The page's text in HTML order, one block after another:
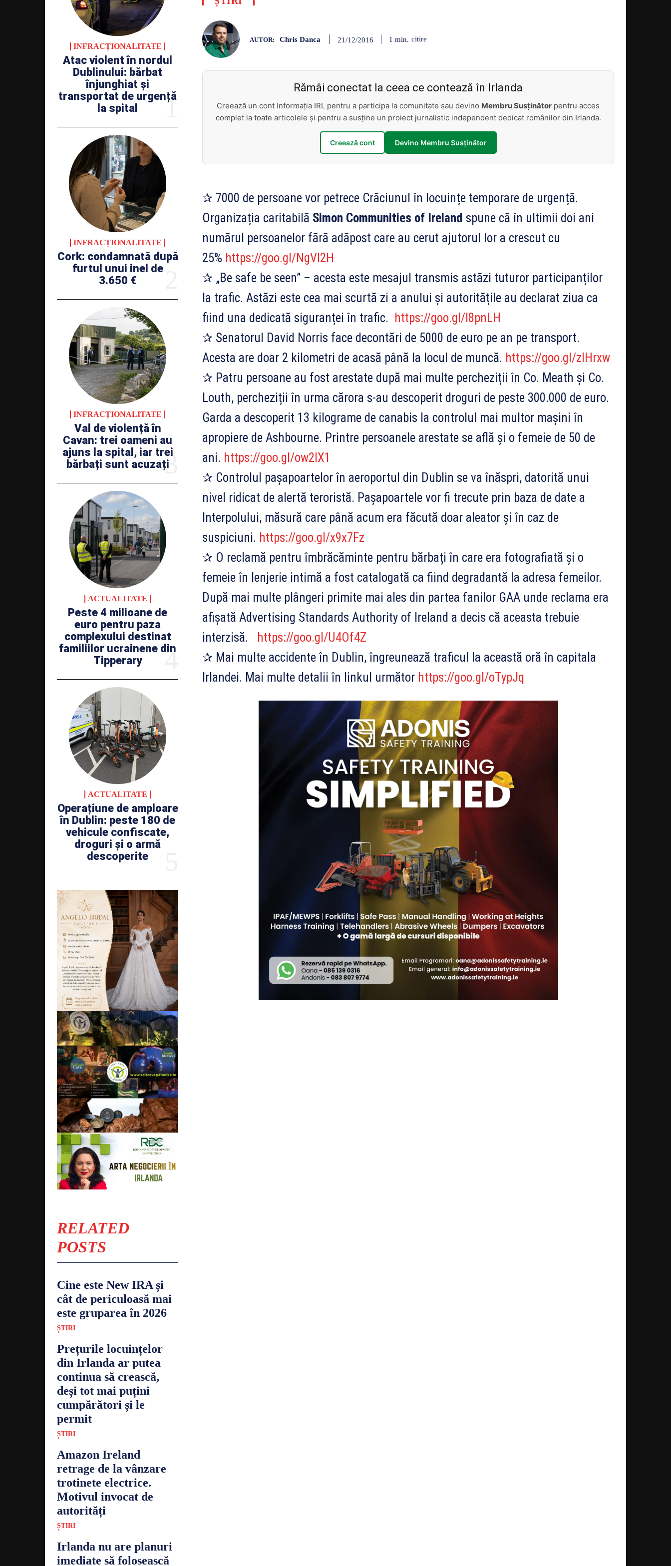
INFRACȚIONALITATE
Atac violent în nordul
Dublinului: bărbat
înjunghiat și
transportat de urgență
la spital
INFRACȚIONALITATE
Cork: condamnată după
furtul unui inel de
3.650 €
INFRACȚIONALITATE
Val de violență în
Cavan: trei oameni au
ajuns la spital, iar trei
bărbați sunt acuzați
ACTUALITATE
Peste 4 milioane de
euro pentru paza
complexului destinat
familiilor ucrainene din
Tipperary
ACTUALITATE
Operațiune de amploare
în Dublin: peste 180 de
vehicule confiscate,
droguri și o armă
descoperite
RELATED
POSTS
Cine este New IRA și
cât de periculoasă mai
este gruparea în 2026
ȘTIRI
Prețurile locuințelor
din Irlanda ar putea
continua să crească,
deși tot mai puțini
cumpărători și le
permit
ȘTIRI
Amazon Ireland
retrage de la vânzare
trotinete electrice.
Motivul invocat de
autorități
ȘTIRI
Irlanda nu are planuri
imediate să folosească
AUTOR: Chris Danca 21/12/2016 1 min. citire
Rămâi conectat la ceea ce contează în Irlanda
Creează un cont Informația IRL pentru a participa la comunitate sau devino Membru Susținător pentru acces
complet la toate articolele și pentru a susține un proiect jurnalistic independent dedicat românilor din Irlanda.
Creează cont Devino Membru Susținător
✰ 7000 de persoane vor petrece Crăciunul în locuințe temporare de urgență.
Organizația caritabilă Simon Communities of Ireland spune că în ultimii doi ani
numărul persoanelor fără adăpost care au cerut ajutorul lor a crescut cu
25% https://goo.gl/NgVI2H
✰ „Be safe be seen” – acesta este mesajul transmis astăzi tuturor participanților
la trafic. Astăzi este cea mai scurtă zi a anului și autoritățile au declarat ziua ca
fiind una dedicată siguranței în trafic. https://goo.gl/I8pnLH
✰ Senatorul David Norris face decontări de 5000 de euro pe an pe transport.
Acesta are doar 2 kilometri de acasă până la locul de muncă. https://goo.gl/zIHrxw
✰ Patru persoane au fost arestate după mai multe percheziții în Co. Meath și Co.
Louth, percheziții în urma cărora s-au descoperit droguri de peste 300.000 de euro.
Garda a descoperit 13 kilograme de canabis la controlul mai multor mașini în
apropiere de Ashbourne. Printre persoanele arestate se află și o femeie de 50 de
ani. https://goo.gl/ow2IX1
✰ Controlul pașapoartelor în aeroportul din Dublin se va înăspri, datorită unui
nivel ridicat de alertă teroristă. Pașapoartele vor fi trecute prin baza de date a
Interpolului, măsură care până acum era făcută doar aleator și în caz de
suspiciuni. https://goo.gl/x9x7Fz
✰ O reclamă pentru îmbrăcăminte pentru bărbați în care era fotografiată și o
femeie în lenjerie intimă a fost catalogată ca fiind degradantă la adresa femeilor.
După mai multe plângeri primite mai ales din partea fanilor GAA unde reclama era
afișată Advertising Standards Authority of Ireland a decis că aceasta trebuie
interzisă.
https://goo.gl/U4Of4Z
✰ Mai multe accidente în Dublin, îngreunează traficul la această oră în capitala
Irlandei. Mai multe detalii în linkul următor https://goo.gl/oTypJq